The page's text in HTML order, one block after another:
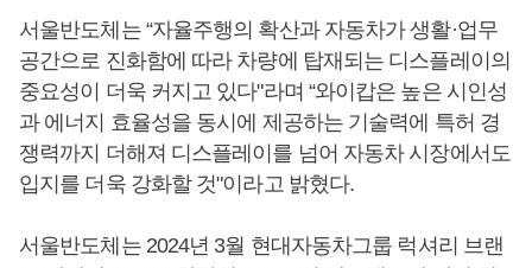
서울반도체는 “자율주행의 확산과 자동차가 생활·업무
공간으로 진화함에 따라 차량에 탑재되는 디스플레이의
중요성이 더욱 커지고 있다"라며 “와이캅은 높은 시인성
과 에너지 효율성을 동시에 제공하는 기술력에 특허 경
쟁력까지 더해져 디스플레이를 넘어 자동차 시장에서도
입지를 더욱 강화할 것"이라고 밝혔다.
서울반도체는 2024년 3월 현대자동차그룹 럭셔리 브랜